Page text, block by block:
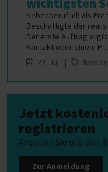
Nebenberuflich als
Beschäftigte der
Der erste Auftrag
Kontakt oder einem P...
22. Jul |
Jetzt
registrieren
Arbeiten Sie mit den
Zur Anmeldung